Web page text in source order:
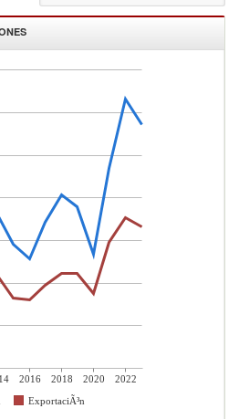
2016 2018 2020 2022
ExportaciÃ³n